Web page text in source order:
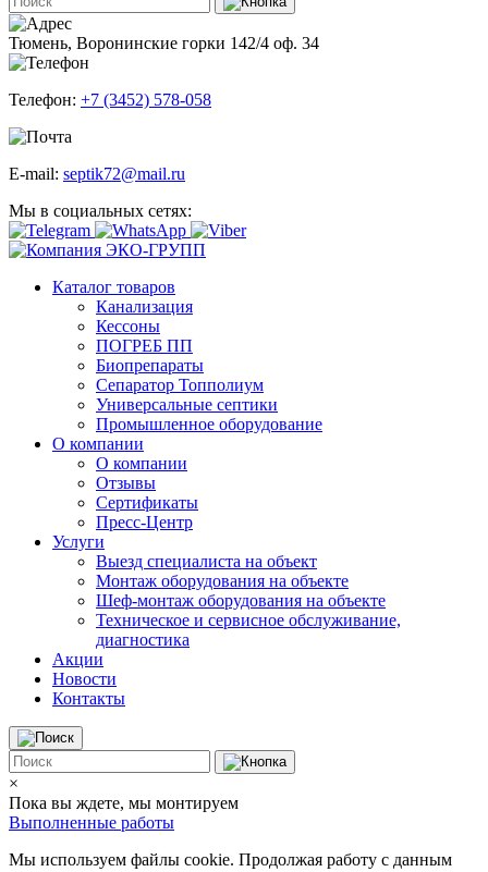
Тюмень, Воронинские горки 142/4 оф. 34
Телефон: +7 (3452) 578-058
E-mail: septik72@mail.ru
Мы в социальных сетях:
Каталог товаров
Канализация
Кессоны
ПОГРЕБ ПП
Биопрепараты
Сепаратор Топполиум
Универсальные септики
Промышленное оборудование
О компании
О компании
Отзывы
Сертификаты
Пресс-Центр
Услуги
Выезд специалиста на объект
Монтаж оборудования на объекте
Шеф-монтаж оборудования на объекте
Техническое и сервисное обслуживание,
диагностика
Акции
Новости
Контакты
×
Пока вы ждете, мы монтируем
Выполненные работы
Мы используем файлы cookie. Продолжая работу с данным